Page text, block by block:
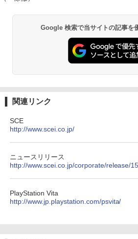
Google 検索で当サイトの記事を
関連リンク
SCE
http://www.scei.co.jp/
ニュースリリース
http://www.scei.co.jp/corporate/release/
PlayStation Vita
http://www.jp.playstation.com/psvita/